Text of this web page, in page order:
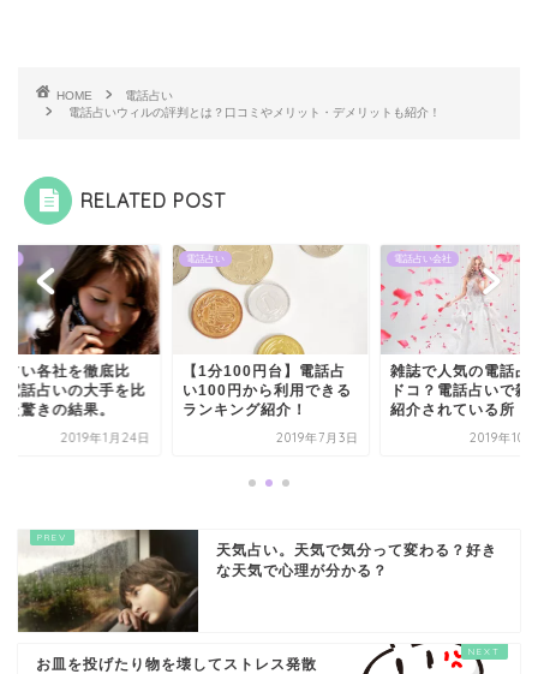
HOME
電話占い
電話占いウィルの評判とは？口コミやメリット・デメリットも紹介！
RELATED POST
占い各社を徹底比
電話占いの大手を比
た驚きの結果。
2019年1月24日
電話占い
【1分100円台】電話占
い100円から利用できる
ランキング紹介！
2019年7月3日
電話占い会社
雑誌で人気の電話占
ドコ？電話占いで雑
紹介されている所！
2019年10
天気占い。天気で気分って変わる？好き
な天気で心理が分かる？
お皿を投げたり物を壊してストレス発散